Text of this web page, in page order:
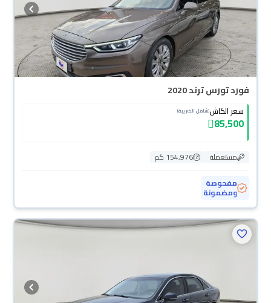
فورد تورس ترند 2020
سعر الكاش(شامل الضريبة)
85,500
مستعملة
154,976 كم
مفحوصة
ومضمونة
محجوزة